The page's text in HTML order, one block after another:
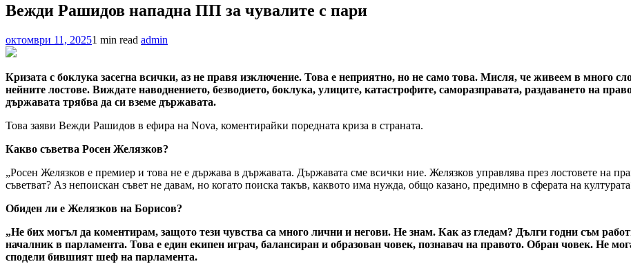
Вежди Рашидов нападна ПП за чувалите с пари
октомври 11, 20251 min read admin
Кризата с боклука засегна всички, аз не правя изключение. Това е неприятно, но не само това. Мисля, че живеем в много
нейните лостове. Виждате наводнението, безводието, боклука, улиците, катастрофите, саморазправата, раздаването на
държавата трябва да си вземе държавата.
Това заяви Вежди Рашидов в ефира на Nova, коментирайки поредната криза в страната.
Какво съветва Росен Желязков?
„Росен Желязков е премиер и това не е държава в държавата. Държавата сме всички ние. Желязков управлява през лостовете на
съветват? Аз непоискан съвет не давам, но когато поиска такъв, каквото има нужда, общо казано, предимно в сферата на
Обиден ли е Желязков на Борисов?
„Не бих могъл да коментирам, защото тези чувства са много лични и негови. Не знам. Как аз гледам? Дълги годни съм
началник в парламента. Това е един екипен играч, балансиран и образован човек, познавач на правото. Обран човек. Не
сподели бившият шеф на парламента.